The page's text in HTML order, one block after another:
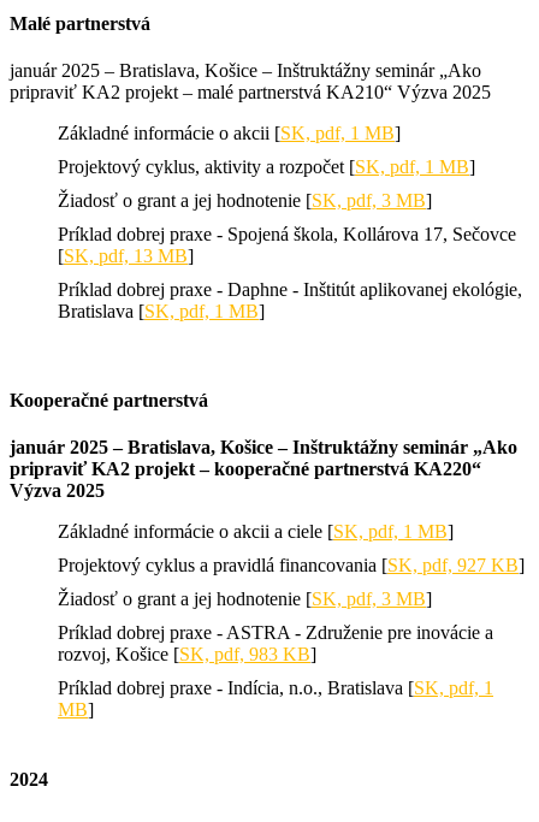
Malé partnerstvá
január 2025 – Bratislava, Košice – Inštruktážny seminár „Ako
pripraviť KA2 projekt – malé partnerstvá KA210“ Výzva 2025
Základné informácie o akcii [SK, pdf, 1 MB]
Projektový cyklus, aktivity a rozpočet [SK, pdf, 1 MB]
Žiadosť o grant a jej hodnotenie [SK, pdf, 3 MB]
Príklad dobrej praxe - Spojená škola, Kollárova 17, Sečovce
[SK, pdf, 13 MB]
Príklad dobrej praxe - Daphne - Inštitút aplikovanej ekológie,
Bratislava [SK, pdf, 1 MB]
Kooperačné partnerstvá
január 2025 – Bratislava, Košice – Inštruktážny seminár „Ako
pripraviť KA2 projekt – kooperačné partnerstvá KA220“
Výzva 2025
Základné informácie o akcii a ciele [SK, pdf, 1 MB]
Projektový cyklus a pravidlá financovania [SK, pdf, 927 KB]
Žiadosť o grant a jej hodnotenie [SK, pdf, 3 MB]
Príklad dobrej praxe - ASTRA - Združenie pre inovácie a
rozvoj, Košice [SK, pdf, 983 KB]
Príklad dobrej praxe - Indícia, n.o., Bratislava [SK, pdf, 1
MB]
2024